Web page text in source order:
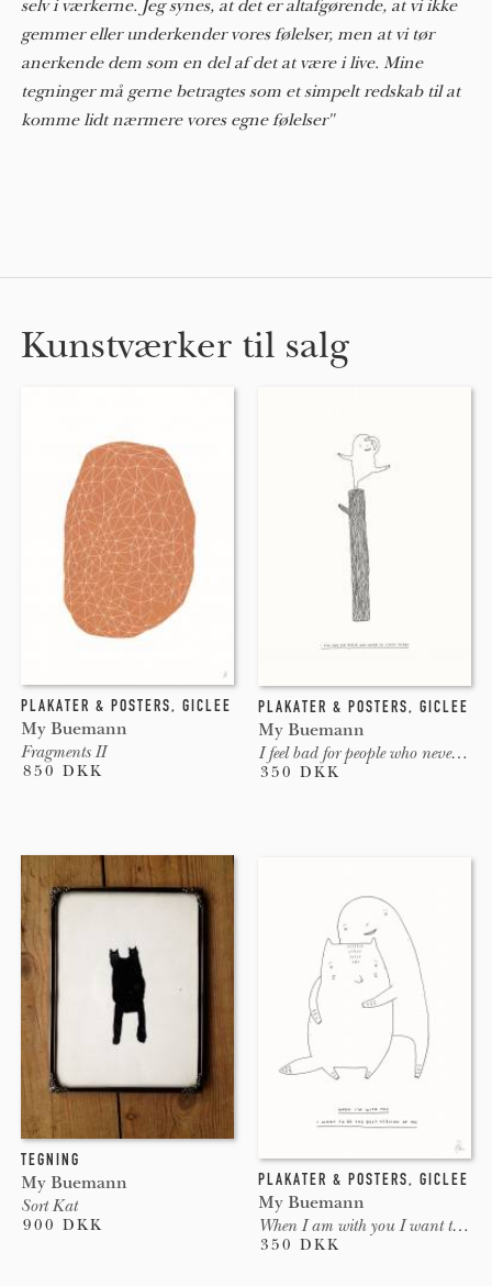
selv i værkerne. Jeg synes, at det er altafgørende, at vi ikke
gemmer eller underkender vores følelser, men at vi tør
anerkende dem som en del af det at være i live. Mine
tegninger må gerne betragtes som et simpelt redskab til at
komme lidt nærmere vores egne følelser"
Kunstværker til salg
PLAKATER & POSTERS, GICLEE
My Buemann
Fragments II
850 DKK
PLAKATER & POSTERS, GICLEE
My Buemann
I feel bad for people who never do stupid things
350 DKK
TEGNING
My Buemann
Sort Kat
900 DKK
PLAKATER & POSTERS, GICLEE
My Buemann
When I am with you I want to be the best version of me
350 DKK